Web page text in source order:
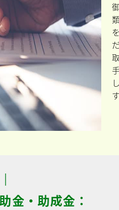
金・助成金：